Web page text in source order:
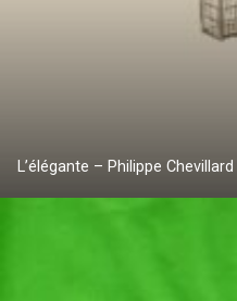
L’élégante – Philippe Chevillard